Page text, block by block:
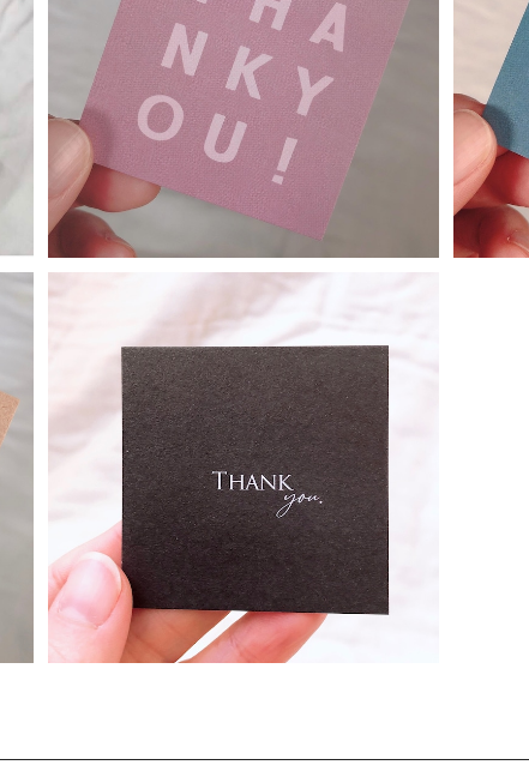
100枚〜サンキューカード・スクエアロゴ《ダ
スティーピンク》
¥2,500
100
100枚〜サンキューカード《メタリックブラッ
ク》
¥2,500